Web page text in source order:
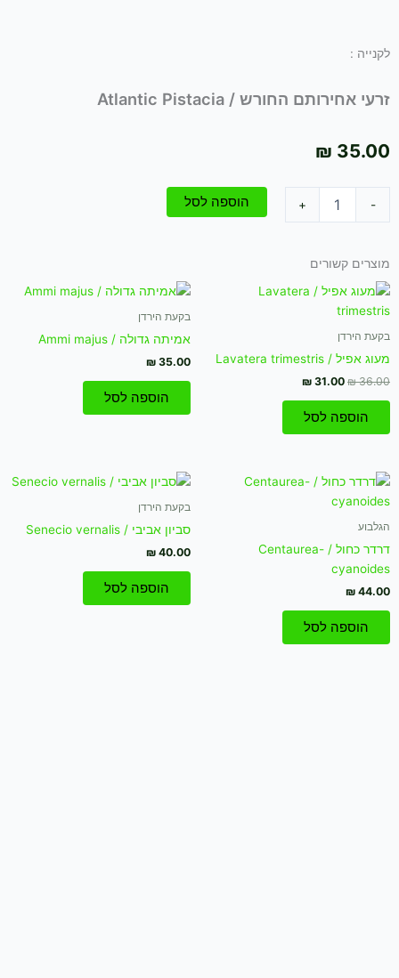
לקנייה :
זרעי אחירותם החורש / Atlantic Pistacia
₪ 35.00
-
החורש
/
Pistacia
+ הוספה לסל
מוצרים קשורים
בקעת הירדן
מעוג אפיל / Lavatera trimestris
₪36.00
המחיר
המקורי
היה:
₪ 31.00
המחיר
הוספה לסל
בקעת הירדן
אמיתה גדולה / Ammi majus
₪ 35.00
הוספה לסל
הגלבוע
דרדר כחול / Centaurea-
cyanoides
₪ 44.00
הוספה לסל
בקעת הירדן
סביון אביבי / Senecio vernalis
₪ 40.00
הוספה לסל